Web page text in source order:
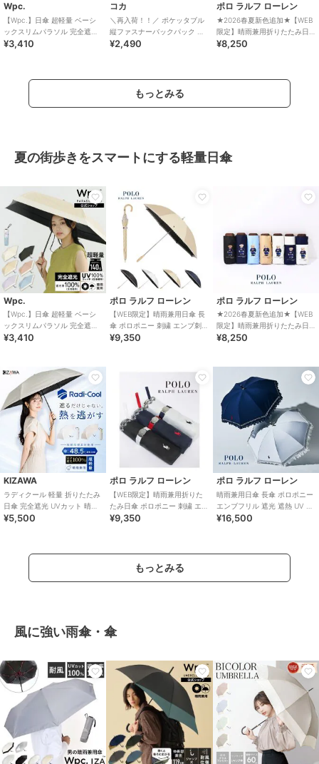
Wpc.
【Wpc.】日傘 超軽量 ベーシ
ックスリムパラソル 完全遮光
100% 遮熱 晴雨兼用 折りたた
¥3,410
コカ
＼再入荷！！／ ポケッタブル
縦ファスナーバックパック 全4
色
¥2,490
ポロ ラルフ ローレン
★2026春夏新色追加★【WEB
限定】晴雨兼用折りたたみ日
傘 コンパクト ポロベア 1級遮
¥8,250
もっとみる
夏の街歩きをスマートにする軽量日傘
Wpc.
【Wpc.】日傘 超軽量 ベーシ
ックスリムパラソル 完全遮光
100% 遮熱 晴雨兼用 折りたた
¥3,410
ポロ ラルフ ローレン
【WEB限定】晴雨兼用日傘 長
傘 ポロポニー 刺繍 エンブ刺繍
遮光 遮熱 UV 軽量
¥9,350
ポロ ラルフ ローレン
★2026春夏新色追加★【WEB
限定】晴雨兼用折りたたみ日
傘 コンパクト ポロベア 1級遮
¥8,250
KIZAWA
ラディクール 軽量 折りたたみ
日傘 完全遮光 UVカット 晴雨
兼用 Coolia airia
¥5,500
ポロ ラルフ ローレン
【WEB限定】晴雨兼用折りた
たみ日傘 ポロポニー 刺繍 エン
ブ刺繍 遮光 遮熱 UV 軽量
¥9,350
ポロ ラルフ ローレン
晴雨兼用日傘 長傘 ポロポニー
エンブフリル 遮光 遮熱 UV 軽
量
¥16,500
もっとみる
風に強い雨傘・傘